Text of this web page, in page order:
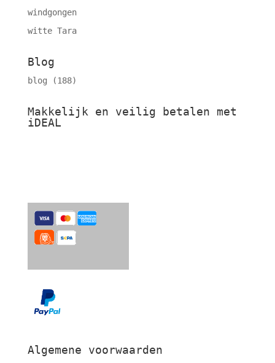
windgongen
witte Tara
Blog
blog (188)
Makkelijk en veilig betalen met
iDEAL
Algemene voorwaarden